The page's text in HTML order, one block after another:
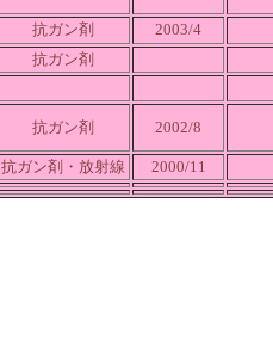
抗ガン剤 2003/4
抗ガン剤
抗ガン剤 2002/8
抗ガン剤・放射線 2000/11